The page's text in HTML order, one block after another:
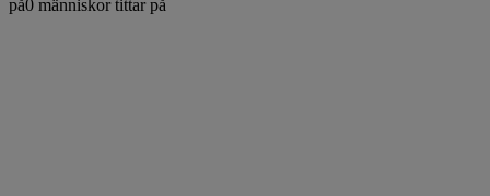
på0 människor tittar på